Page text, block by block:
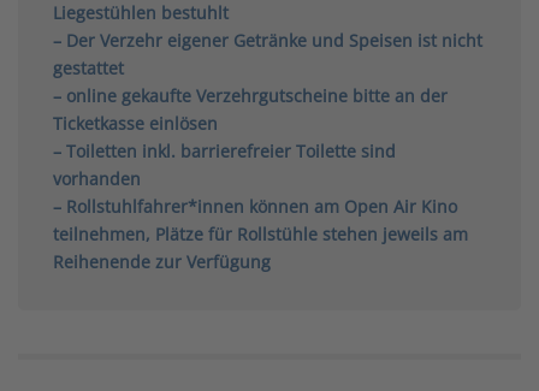
Liegestühlen bestuhlt
– Der Verzehr eigener Getränke und Speisen ist nicht
gestattet
– online gekaufte Verzehrgutscheine bitte an der
Ticketkasse einlösen
– Toiletten inkl. barrierefreier Toilette sind
vorhanden
– Rollstuhlfahrer*innen können am Open Air Kino
teilnehmen, Plätze für Rollstühle stehen jeweils am
Reihenende zur Verfügung